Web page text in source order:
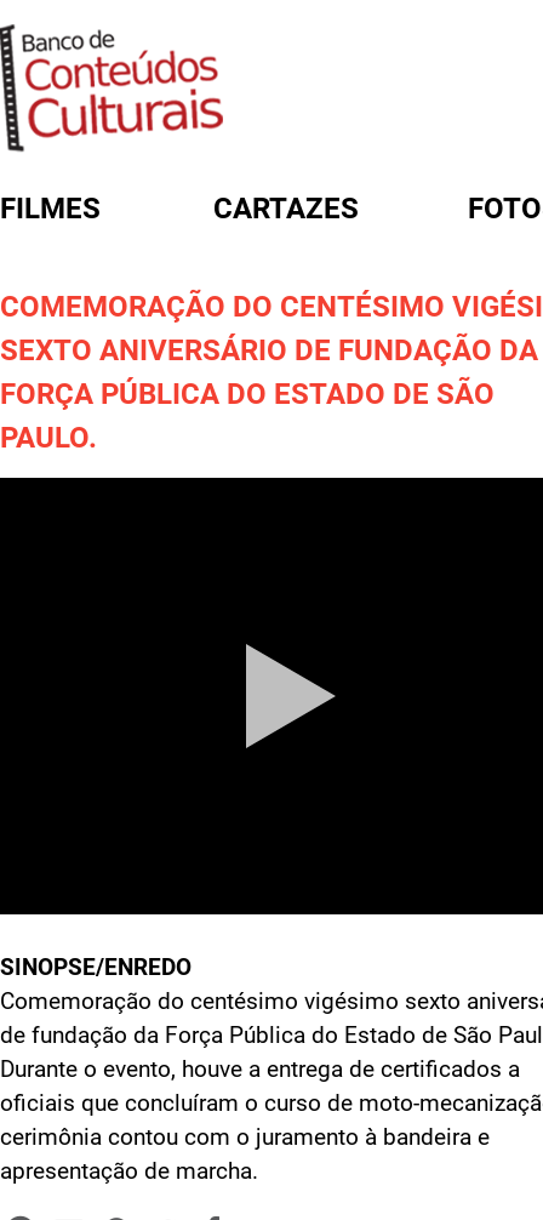
FILMES CARTAZES
COMEMORAÇÃO DO CENTÉSIMO
SEXTO ANIVERSÁRIO DE FUNDAÇÃO DA
FORÇA PÚBLICA DO ESTADO DE SÃO
PAULO.
SINOPSE/ENREDO
Comemoração do centésimo vigésimo sexto
de fundação da Força Pública do Estado de São
Durante o evento, houve a entrega de certificados a
oficiais que concluíram o curso de moto-
cerimônia contou com o juramento à bandeira e
apresentação de marcha.
FORMULÁRIO DE BUSCA